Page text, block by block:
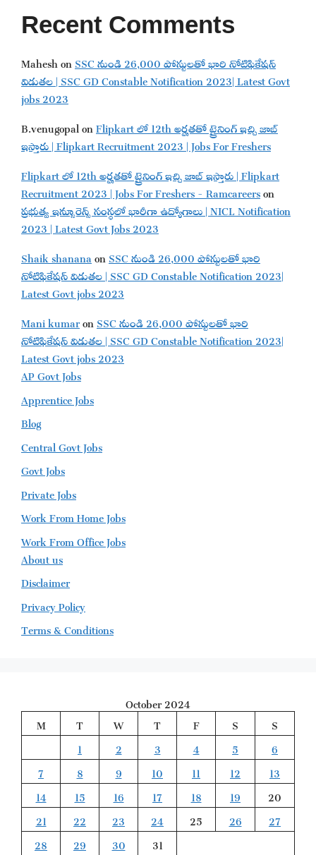
Recent Comments
MaheshonSSC నుండి 26,000 పోస్టులతో భారి నోటిఫికేషన్
విడుతల | SSC GD Constable Notification 2023| Latest Govt
jobs 2023
B.venugopalonFlipkart లో 12th అర్హతతో ట్రైనింగ్ ఇచ్చి జాబ్
ఇస్తారు | Flipkart Recruitment 2023 | Jobs For Freshers
Flipkart లో 12th అర్హతతో ట్రైనింగ్ ఇచ్చి జాబ్ ఇస్తారు | Flipkart
Recruitment 2023 | Jobs For Freshers - Ramcareerson
ప్రభుత్వ ఇన్సూరెన్స్ సంస్థలో భారీగా ఉద్యోగాలు | NICL Notification
2023 | Latest Govt Jobs 2023
Shaik shananaonSSC నుండి 26,000 పోస్టులతో భారి
నోటిఫికేషన్ విడుతల | SSC GD Constable Notification 2023|
Latest Govt jobs 2023
Mani kumaronSSC నుండి 26,000 పోస్టులతో భారి
నోటిఫికేషన్ విడుతల | SSC GD Constable Notification 2023|
Latest Govt jobs 2023
AP Govt Jobs
Apprentice Jobs
Blog
Central Govt Jobs
Govt Jobs
Private Jobs
Work From Home Jobs
Work From Office Jobs
About us
Disclaimer
Privacy Policy
Terms & Conditions
October 2024
M
T W T F S
S
1
2 3 4 5
6
7
8 9 10 11 12
13
14
15 16 17 18 19
20
21
22 23 24 25 26
27
28
29 30 31